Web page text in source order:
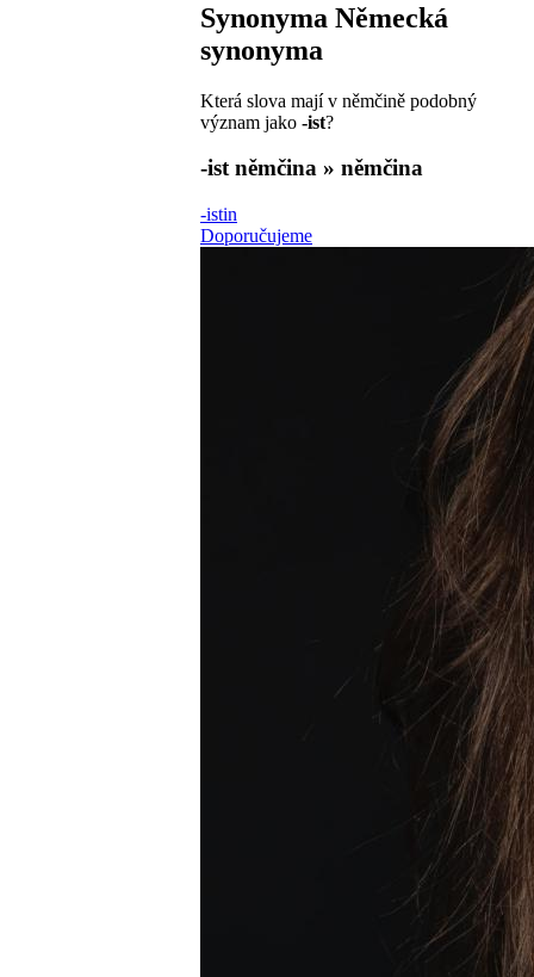
Synonyma Německá
synonyma
Která slova mají v němčině podobný
význam jako -ist?
-ist němčina » němčina
-istin
Doporučujeme